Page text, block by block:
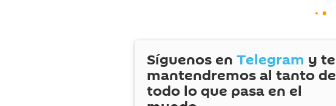
Síguenos en Telegram y te
mantendremos al tanto de
todo lo que pasa en el